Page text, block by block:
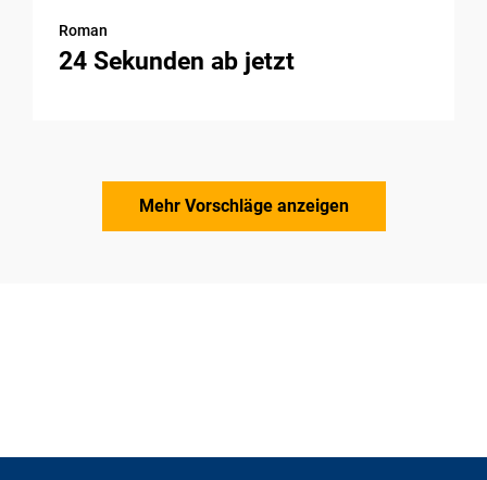
Roman
24 Sekunden ab jetzt
Mehr Vorschläge anzeigen